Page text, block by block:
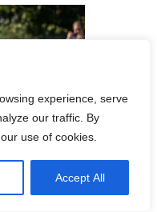
experience, serve
our traffic. By
use of cookies.
Accept All